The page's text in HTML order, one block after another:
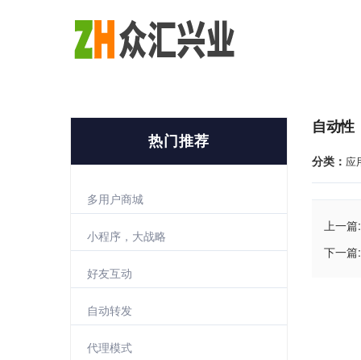
自动性
分类： 应
上一篇:
下一篇:
热门推荐
多用户商城
小程序，大战略
好友互动
自动转发
代理模式